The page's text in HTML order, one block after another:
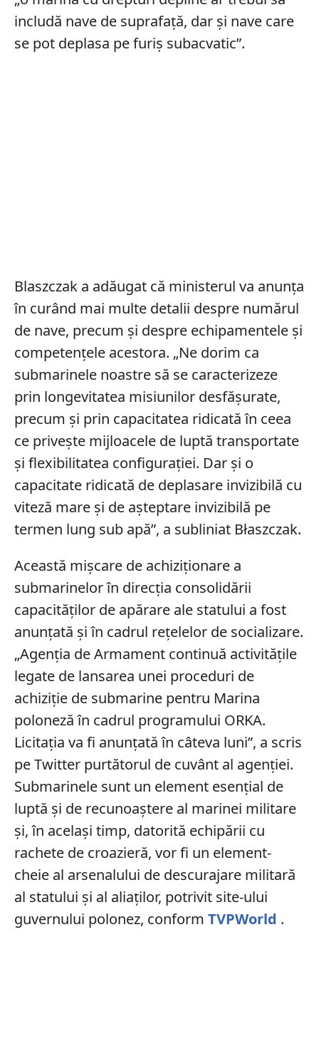
includă nave de suprafață, dar și nave care
se pot deplasa pe furiș subacvatic”.
Blaszczak a adăugat că ministerul va anunța
în curând mai multe detalii despre numărul
de nave, precum și despre echipamentele și
competențele acestora. „Ne dorim ca
submarinele noastre să se caracterizeze
prin longevitatea misiunilor desfășurate,
precum și prin capacitatea ridicată în ceea
ce privește mijloacele de luptă transportate
și flexibilitatea configurației. Dar și o
capacitate ridicată de deplasare invizibilă cu
viteză mare și de așteptare invizibilă pe
termen lung sub apă”, a subliniat Błaszczak.
Această mișcare de achiziționare a
submarinelor în direcția consolidării
capacităților de apărare ale statului a fost
anunțată și în cadrul rețelelor de socializare.
„Agenția de Armament continuă activitățile
legate de lansarea unei proceduri de
achiziție de submarine pentru Marina
poloneză în cadrul programului ORKA.
Licitația va fi anunțată în câteva luni”, a scris
pe Twitter purtătorul de cuvânt al agenției.
Submarinele sunt un element esențial de
luptă și de recunoaștere al marinei militare
și, în același timp, datorită echipării cu
rachete de croazieră, vor fi un element-
cheie al arsenalului de descurajare militară
al statului și al aliaților, potrivit site-ului
guvernului polonez, conform TVPWorld .